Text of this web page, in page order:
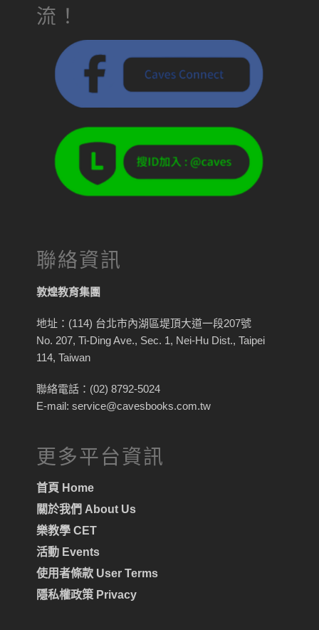
流！
聯絡資訊
敦煌教育集團
地址：(114) 台北市內湖區堤頂大道一段207號
No. 207, Ti-Ding Ave., Sec. 1, Nei-Hu Dist., Taipei
114, Taiwan
聯絡電話：(02) 8792-5024
E-mail: service@cavesbooks.com.tw
更多平台資訊
首頁 Home
關於我們 About Us
樂教學 CET
活動 Events
使用者條款 User Terms
隱私權政策 Privacy